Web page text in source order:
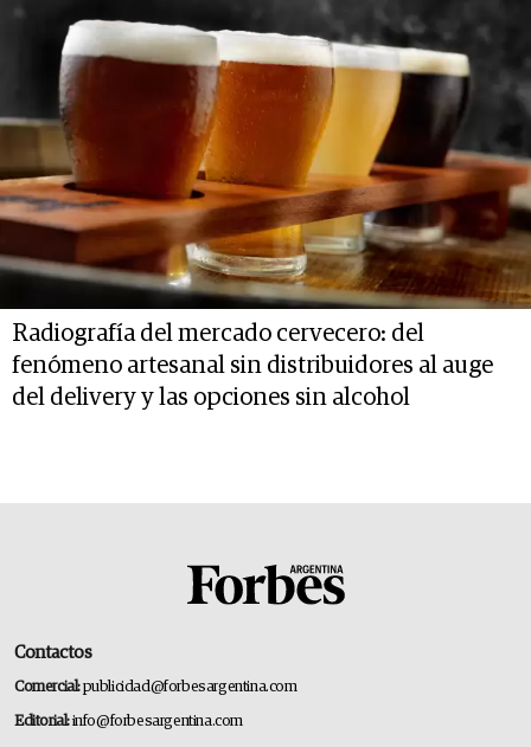
Radiografía del mercado cervecero: del
fenómeno artesanal sin distribuidores al auge
del delivery y las opciones sin alcohol
Contactos
Comercial:publicidad@forbesargentina.com
Editorial:info@forbesargentina.com